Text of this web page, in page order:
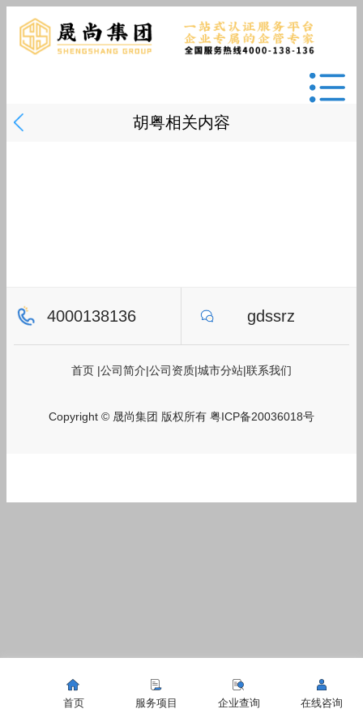
胡粤相关内容
4000138136 gdssrz
首页 |公司简介|公司资质|城市分站|联系我们
Copyright © 晟尚集团 版权所有 粤ICP备20036018号
首页 服务项目 企业查询 在线咨询